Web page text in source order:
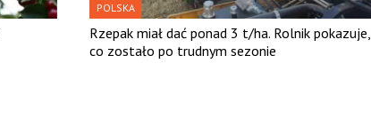
POLSKA
Rzepak miał dać ponad 3 t/ha. Rolnik pokazuje,
co zostało po trudnym sezonie